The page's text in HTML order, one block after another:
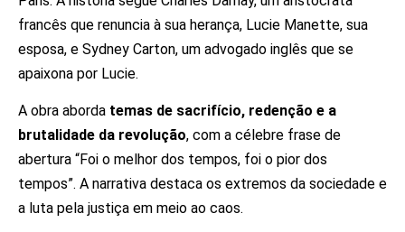
francês que renuncia à sua herança, Lucie Manette, sua
esposa, e Sydney Carton, um advogado inglês que se
apaixona por Lucie.
A obra aborda temas de sacrifício, redenção e a
brutalidade da revolução, com a célebre frase de
abertura “Foi o melhor dos tempos, foi o pior dos
tempos”. A narrativa destaca os extremos da sociedade e
a luta pela justiça em meio ao caos.